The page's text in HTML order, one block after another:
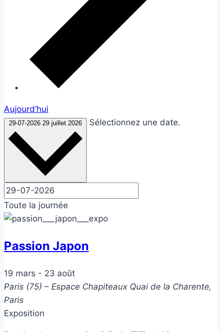
Aujourd’hui
29-07-2026 29 juillet 2026 Sélectionnez une date.
Toute la journée
Passion Japon
19 mars - 23 août
Paris (75) – Espace Chapiteaux Quai de la Charente,
Paris
Exposition